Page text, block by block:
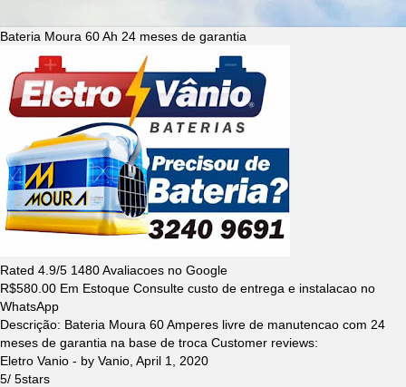
Bateria Moura 60 Ah 24 meses de garantia
Rated 4.9/5 1480Avaliacoes no Google
R$580.00 Em Estoque Consulte custo de entrega e instalacao no
WhatsApp
Descrição: Bateria Moura 60 Amperes livre de manutencao com 24
meses de garantia na base de troca Customer reviews:
Eletro Vanio - by Vanio April 1, 2020
5/ 5stars